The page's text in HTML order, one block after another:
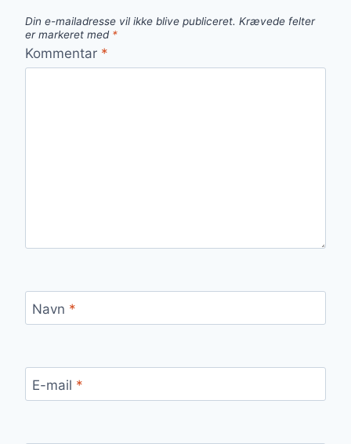
Din e-mailadresse vil ikke blive publiceret. Krævede felter
er markeret med *
Kommentar *
Navn *
E-mail *